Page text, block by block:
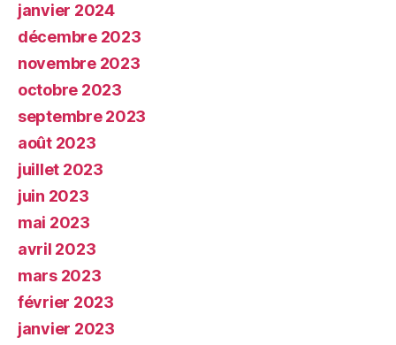
janvier 2024
décembre 2023
novembre 2023
octobre 2023
septembre 2023
août 2023
juillet 2023
juin 2023
mai 2023
avril 2023
mars 2023
février 2023
janvier 2023